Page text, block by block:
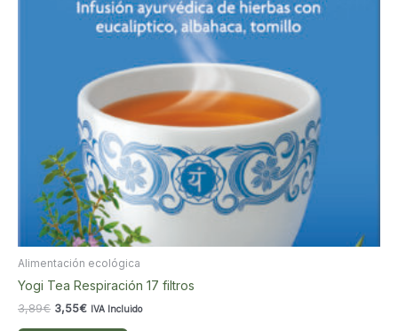
Alimentación ecológica
Yogi Tea Respiración 17 filtros
3,89€ El
3,55€ElIVA Incluido